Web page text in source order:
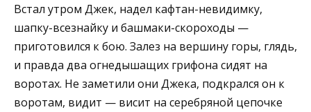
Встал утром Джек, надел кафтан-невидимку,
шапку-всезнайку и башмаки-скороходы —
приготовился к бою. Залез на вершину горы, глядь,
и правда два огнедышащих грифона сидят на
воротах. Не заметили они Джека, подкрался он к
воротам, видит — висит на серебряной цепочке